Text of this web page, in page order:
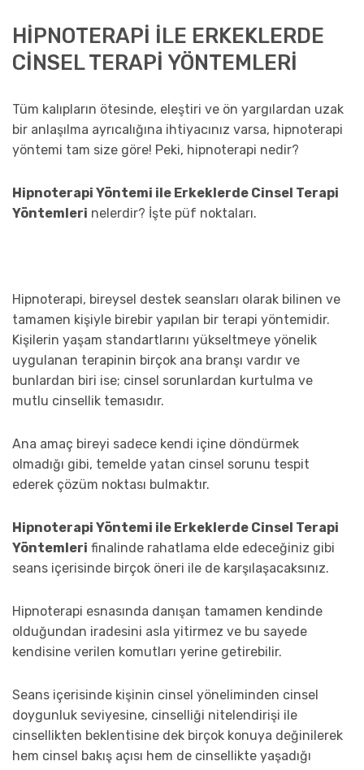
HİPNOTERAPİ İLE ERKEKLERDE
CİNSEL TERAPİ YÖNTEMLERİ
Tüm kalıpların ötesinde, eleştiri ve ön yargılardan uzak
bir anlaşılma ayrıcalığına ihtiyacınız varsa, hipnoterapi
yöntemi tam size göre! Peki, hipnoterapi nedir?
Hipnoterapi Yöntemi ile Erkeklerde Cinsel Terapi
Yöntemleri nelerdir? İşte püf noktaları.
Hipnoterapi, bireysel destek seansları olarak bilinen ve
tamamen kişiyle birebir yapılan bir terapi yöntemidir.
Kişilerin yaşam standartlarını yükseltmeye yönelik
uygulanan terapinin birçok ana branşı vardır ve
bunlardan biri ise; cinsel sorunlardan kurtulma ve
mutlu cinsellik temasıdır.
Ana amaç bireyi sadece kendi içine döndürmek
olmadığı gibi, temelde yatan cinsel sorunu tespit
ederek çözüm noktası bulmaktır.
Hipnoterapi Yöntemi ile Erkeklerde Cinsel Terapi
Yöntemleri finalinde rahatlama elde edeceğiniz gibi
seans içerisinde birçok öneri ile de karşılaşacaksınız.
Hipnoterapi esnasında danışan tamamen kendinde
olduğundan iradesini asla yitirmez ve bu sayede
kendisine verilen komutları yerine getirebilir.
Seans içerisinde kişinin cinsel yöneliminden cinsel
doygunluk seviyesine, cinselliği nitelendirişi ile
cinsellikten beklentisine dek birçok konuya değinilerek
hem cinsel bakış açısı hem de cinsellikte yaşadığı